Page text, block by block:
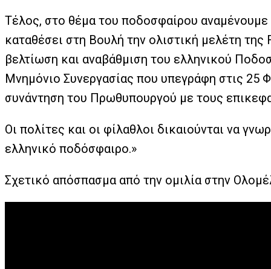
Τέλος, στο θέμα του ποδοσφαίρου
καταθέσει στη Βουλή την ολιστική μελέτη της
βελτίωση και αναβάθμιση του ελληνικού
Μνημόνιο Συνεργασίας που υπεγράφη στις 25
συνάντηση του Πρωθυπουργού με τους
Οι πολίτες και οι φίλαθλοι δικαιούνται να
ελληνικό ποδόσφαιρο.»
Σχετικό απόσπασμα από την ομιλία στην